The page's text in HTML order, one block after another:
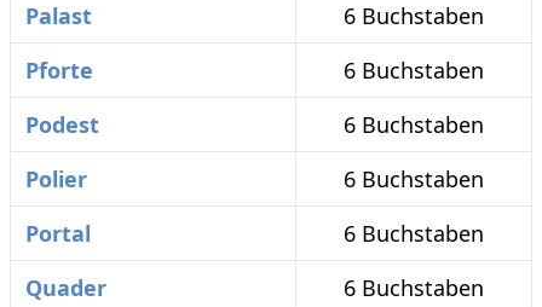
Palast
6 Buchstaben
Pforte
6 Buchstaben
Podest
6 Buchstaben
Polier
6 Buchstaben
Portal
6 Buchstaben
Quader
6 Buchstaben